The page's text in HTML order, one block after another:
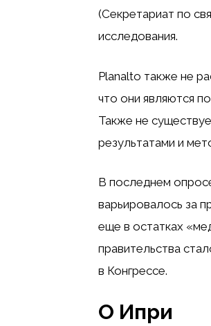
(Секретариат по
исследования.
Planalto также не
что они являются
Также не
результатами и
В последнем
варьировалось за
еще в остатках
правительства
в Конгрессе.
О Ипри